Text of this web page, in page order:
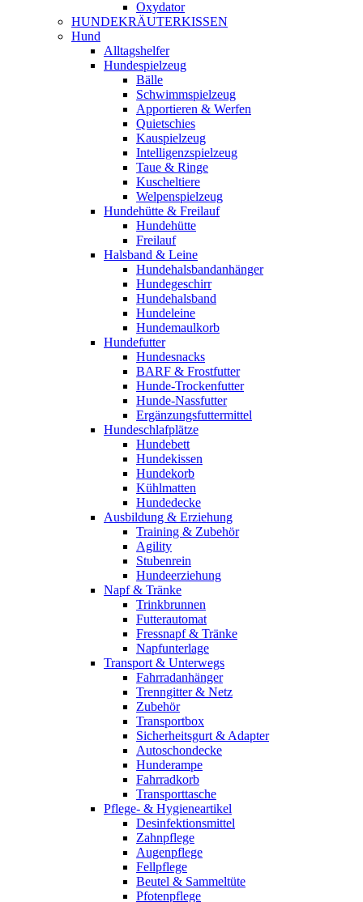
Oxydator
HUNDEKRÄUTERKISSEN
Hund
Alltagshelfer
Hundespielzeug
Bälle
Schwimmspielzeug
Apportieren & Werfen
Quietschies
Kauspielzeug
Intelligenzspielzeug
Taue & Ringe
Kuscheltiere
Welpenspielzeug
Hundehütte & Freilauf
Hundehütte
Freilauf
Halsband & Leine
Hundehalsbandanhänger
Hundegeschirr
Hundehalsband
Hundeleine
Hundemaulkorb
Hundefutter
Hundesnacks
BARF & Frostfutter
Hunde-Trockenfutter
Hunde-Nassfutter
Ergänzungsfuttermittel
Hundeschlafplätze
Hundebett
Hundekissen
Hundekorb
Kühlmatten
Hundedecke
Ausbildung & Erziehung
Training & Zubehör
Agility
Stubenrein
Hundeerziehung
Napf & Tränke
Trinkbrunnen
Futterautomat
Fressnapf & Tränke
Napfunterlage
Transport & Unterwegs
Fahrradanhänger
Trenngitter & Netz
Zubehör
Transportbox
Sicherheitsgurt & Adapter
Autoschondecke
Hunderampe
Fahrradkorb
Transporttasche
Pflege- & Hygieneartikel
Desinfektionsmittel
Zahnpflege
Augenpflege
Fellpflege
Beutel & Sammeltüte
Pfotenpflege